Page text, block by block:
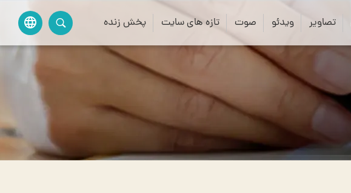
تصاویر ویدئو صوت تازه های سایت پخش زنده language